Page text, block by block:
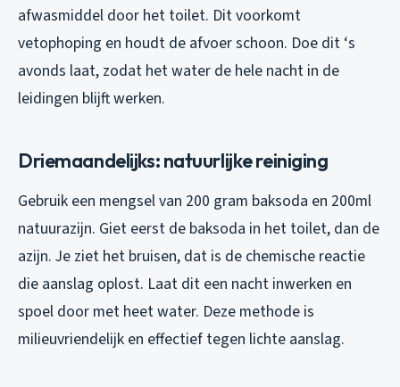
afwasmiddel door het toilet. Dit voorkomt
vetophoping en houdt de afvoer schoon. Doe dit ‘s
avonds laat, zodat het water de hele nacht in de
leidingen blijft werken.
Driemaandelijks: natuurlijke reiniging
Gebruik een mengsel van 200 gram baksoda en 200ml
natuurazijn. Giet eerst de baksoda in het toilet, dan de
azijn. Je ziet het bruisen, dat is de chemische reactie
die aanslag oplost. Laat dit een nacht inwerken en
spoel door met heet water. Deze methode is
milieuvriendelijk en effectief tegen lichte aanslag.